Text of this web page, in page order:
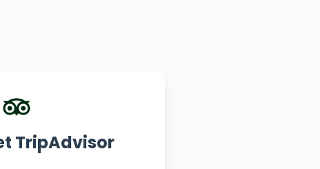
TripAdvisor